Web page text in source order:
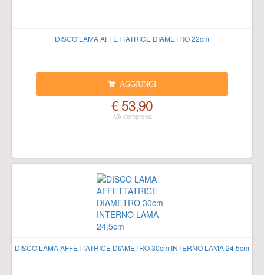
DISCO LAMA AFFETTATRICE DIAMETRO 22cm
AGGIUNGI
€ 53,90
DISCO LAMA AFFETTATRICE DIAMETRO 30cm INTERNO LAMA 24,5cm